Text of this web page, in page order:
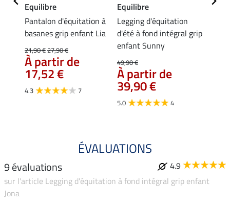
Equilibre
Pantalon d'équitation à
basanes grip enfant Lia
21,90 €27,90 €
À partir de
17,52 €
4.3 7
Equilibre
Legging d'équitation
d'été à fond intégral grip
enfant Sunny
49,90 €
À partir de
39,90 €
5.0 4
ÉVALUATIONS
9 évaluations
4.9
sur l'article Legging d'équitation à fond intégral grip enfant
Jona